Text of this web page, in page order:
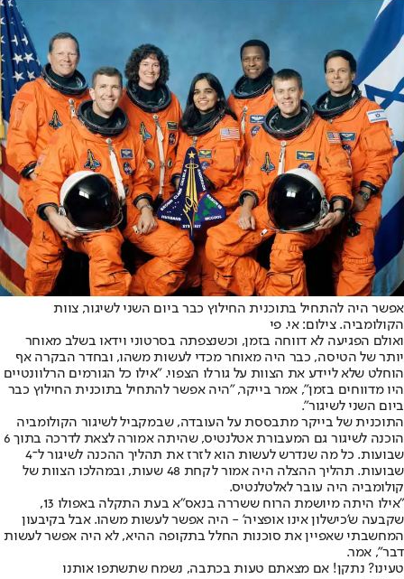
אפשר היה להתחיל בתוכנית החילוץ כבר ביום השני לשיגור, צוות
הקולומביה. צילום: אי. פי
ואולם הפגיעה לא דווחה בזמן, וכשנצפתה בסרטוני וידאו בשלב מאוחר
יותר של הטיסה, כבר היה מאוחר מכדי לעשות משהו, ובחדר הבקרה אף
הוחלט שלא ליידע את הצוות על גורלו הצפוי. "אילו כל הגורמים הרלוונטיים
היו מדווחים בזמן", אמר בייקר, "היה אפשר להתחיל בתוכנית החילוץ כבר
ביום השני לשיגור".
התוכנית של בייקר מתבססת על העובדה, שבמקביל לשיגור הקולומביה
הוכנה לשיגור גם המעבורת אטלנטיס, שהיתה אמורה לצאת לדרכה בתוך 6
שבועות. כל מה שנדרש לעשות הוא לזרז את תהליך ההכנה לשיגור ל־4
שבועות. תהליך ההצלה היה אמור לקחת 48 שעות, ובמהלכו הצוות של
קולומביה היה עובר לאלטלנטיס.
"אילו היתה מיושמת הרוח ששררה בנאס"א בעת התקלה באפולו 13,
שקבעה ש'כישלון אינו אופציה' - היה אפשר לעשות משהו. אבל בקיבעון
המחשבתי שאפיין את סוכנות החלל בתקופה ההיא, לא היה אפשר לעשות
דבר", אמר.
טעינו? נתקן! אם מצאתם טעות בכתבה, נשמח שתשתפו אותנו